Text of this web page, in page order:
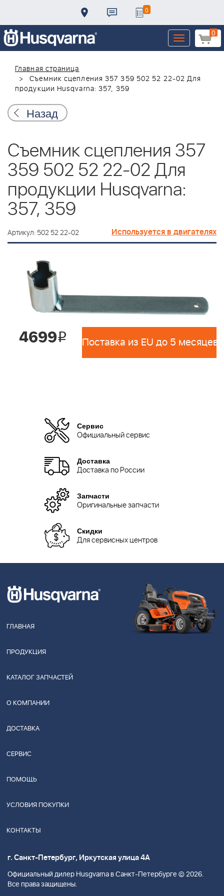
0
0
Toggle
navigation
Главная страница
Съемник сцепления 357 359 502 52 22-02 Для
продукции Husqvarna: 357, 359
Назад
Съемник сцепления 357
359 502 52 22-02 Для
продукции Husqvarna:
357, 359
Артикул: 502 52 22-02 Используется в двигателях
4699i Поставка из EU до 5 месяцев
Сервис
Официальный сервис
Доставка
Доставка по России
Запчасти
Оригинальные запчасти
Скидки
Для сервисных центров
ГЛАВНАЯ
ПРОДУКЦИЯ
КАТАЛОГ ЗАПЧАСТЕЙ
О КОМПАНИИ
ДОСТАВКА
СЕРВИС
ПОМОЩЬ
УСЛОВИЯ ПОКУПКИ
КОНТАКТЫ
г. Санкт-Петербург, Иркутская улица 4А
Официальный дилер Husgvarna в Санкт-Петербурге © 2026.
Все права защищены.